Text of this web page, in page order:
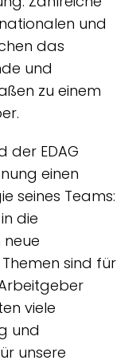
und
das
und
zu einem
der EDAG
einen
seines Teams:
die
sind für
viele
und
unsere